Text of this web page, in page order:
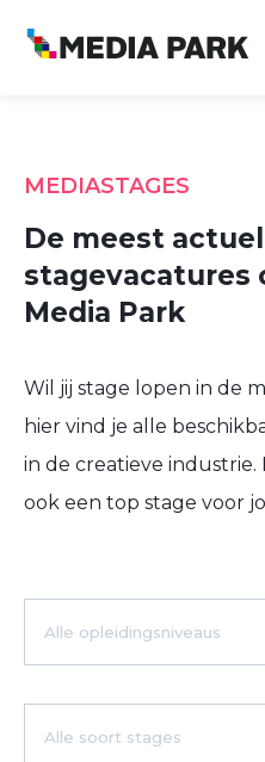
MEDIASTAGES
De meest
stagevacatures
Media Park
Wil jij stage lopen in de
hier vind je alle
in de creatieve industrie.
ook een top stage voor